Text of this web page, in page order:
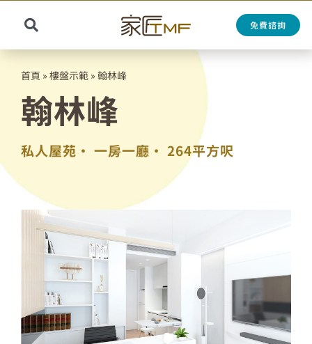
content
Toggle
Navigation
Search
for:
免費諮詢
首頁 »樓盤示範 »翰林峰
翰林峰
私人屋苑• 一房一廳• 264平方呎